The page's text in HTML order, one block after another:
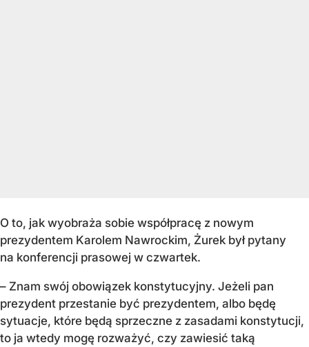
O to, jak wyobraża sobie współpracę z nowym
prezydentem Karolem Nawrockim, Żurek był pytany
na konferencji prasowej w czwartek.
– Znam swój obowiązek konstytucyjny. Jeżeli pan
prezydent przestanie być prezydentem, albo będę
sytuacje, które będą sprzeczne z zasadami konstytucji,
to ja wtedy mogę rozważyć, czy zawiesić taką